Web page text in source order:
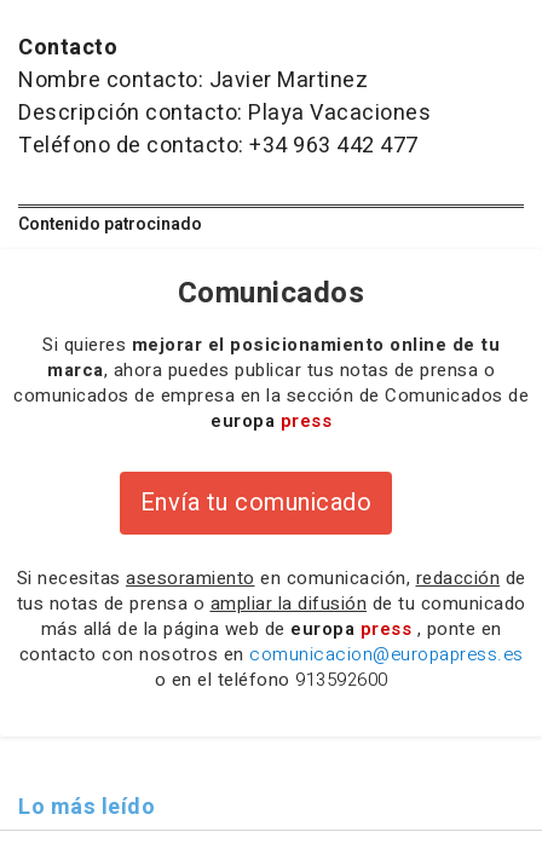
Contacto
Nombre contacto: Javier Martinez
Descripción contacto: Playa Vacaciones
Teléfono de contacto: +34 963 442 477
Contenido patrocinado
Comunicados
Si quieres mejorar el posicionamiento online de tu
marca, ahora puedes publicar tus notas de prensa o
comunicados de empresa en la sección de Comunicados de
europa press
Envía tu comunicado
Si necesitas asesoramiento en comunicación, redacción de
tus notas de prensa o ampliar la difusión de tu comunicado
más allá de la página web de europa press , ponte en
contacto con nosotros en comunicacion@europapress.es
o en el teléfono 913592600
Lo más leído